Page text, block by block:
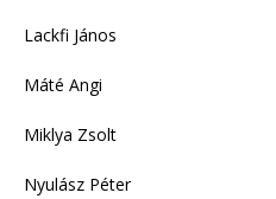
Lackfi János
Máté Angi
Miklya Zsolt
Nyulász Péter